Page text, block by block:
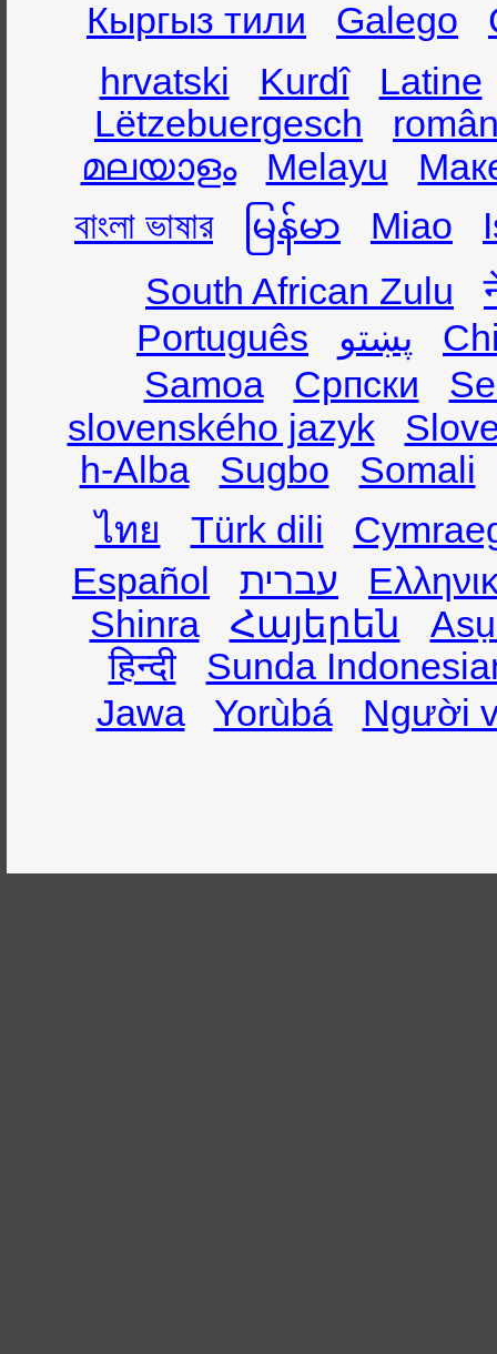
Кыргыз тили
Galego
hrvatski
Kurdî
Latine
Lëtzebuergesch
മലയാളം
Melayu
বাংলা ভাষার
မြန်မာ Miao
South African Zulu
Português
پښتو
Samoa
Српски
slovenského jazyk
h-Alba
Sugbo
Somali
ไทย
Türk dili
Español
עברית
Shinra
Հայերեն
हिन्दी
Sunda
Jawa
Yorùbá Người